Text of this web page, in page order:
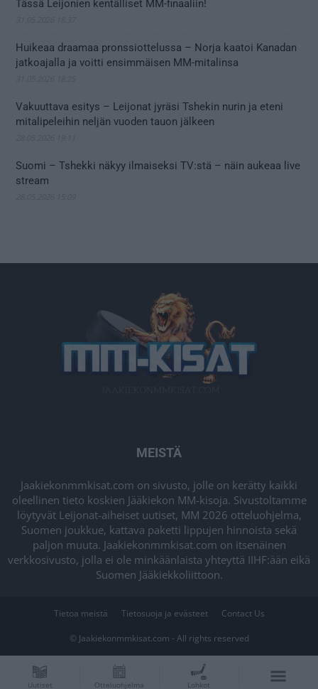
Tässä Leijonien kentälliset MM-finaaliin!
Huikeaa draamaa pronssiottelussa – Norja kaatoi Kanadan
jatkoajalla ja voitti ensimmäisen MM-mitalinsa
Vakuuttava esitys – Leijonat jyräsi Tshekin nurin ja eteni
mitalipeleihin neljän vuoden tauon jälkeen
Suomi – Tshekki näkyy ilmaiseksi TV:stä – näin aukeaa live
stream
MEISTÄ
Jaakiekonmmkisat.com on sivusto, jolle on kerätty kaikki
oleellinen tieto koskien Jääkiekon MM-kisoja. Sivustoltamme
löytyvät Leijonat-aiheiset uutiset, MM 2026 otteluohjelma,
Suomen joukkue, kattava paketti lippujen hinnoista sekä
paljon muuta. Jaakiekonmmkisat.com on itsenäinen
verkkosivusto, jolla ei ole minkäänlaista yhteyttä IIHF:ään eikä
Suomen Jääkiekkoliittoon.
Tietoa meistä Tietosuoja ja evästeet Contact Us
© Jaakiekonmmkisat.com - All rights reserved
Uutiset Otteluohjelma Lohkot